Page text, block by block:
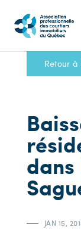
Retour à
JAN 15,